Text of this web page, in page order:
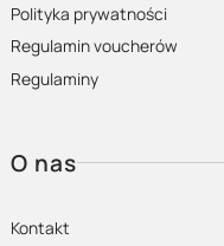
Polityka prywatności
Regulamin voucherów
Regulaminy
O nas
Kontakt